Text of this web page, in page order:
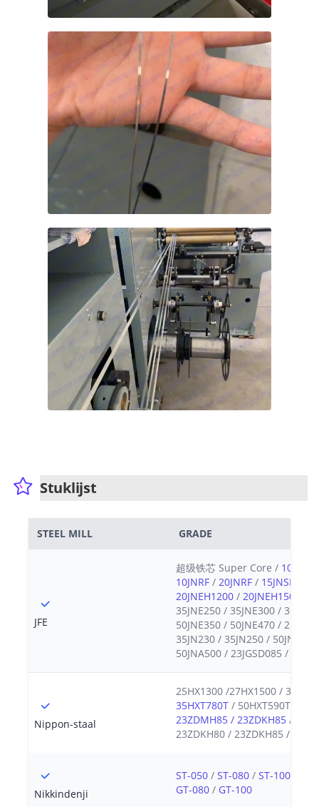
Stuklijst
STEEL MILL GRADE
JFE
超级铁芯 Super Core /
10JNRF / 20JNRF / 15JNSF950
20JNEH1200 / 20JNEH1500
35JNE250 / 35JNE300 /
50JNE350 / 50JNE470 /
35JN230 / 35JN250 / 50JN230
50JNA500 / 23JGSD085 /
Nippon-staal
25HX1300 /27HX1500 /
35HXT780T / 50HXT590T /
23ZDMH85 / 23ZDKH85 /
23ZDKH80 / 23ZDKH85 /
Nikkindenji
ST-050 / ST-080 / ST-100
GT-080 / GT-100